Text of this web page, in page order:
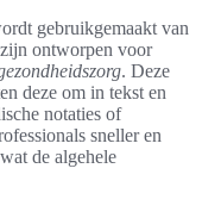
gebruikgemaakt van
ontworpen voor
. Deze
deze om in tekst en
notaties of
sneller en
de algehele